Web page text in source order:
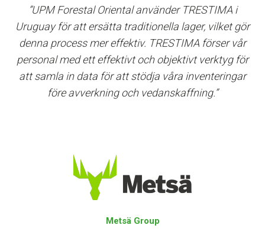
”UPM Forestal Oriental använder TRESTIMA i
Uruguay för att ersätta traditionella lager, vilket gör
denna process mer effektiv. TRESTIMA förser vår
personal med ett effektivt och objektivt verktyg för
att samla in data för att stödja våra inventeringar
före avverkning och vedanskaffning.”
Metsä Group